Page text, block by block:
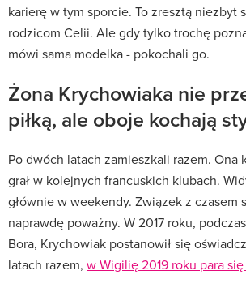
karierę w tym sporcie. To zresztą niezbyt
rodzicom Celii. Ale gdy tylko trochę
mówi sama modelka - pokochali go.
Żona Krychowiaka nie
piłką, ale oboje kochają
Po dwóch latach zamieszkali razem. Ona
grał w kolejnych francuskich klubach.
głównie w weekendy. Związek z czasem
naprawdę poważny. W 2017 roku,
Bora, Krychowiak postanowił się
latach razem, w Wigilię 2019 roku para się